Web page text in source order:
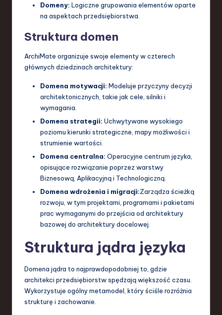
Domeny: Logiczne grupowania elementów oparte
na aspektach przedsiębiorstwa.
Struktura domen
ArchiMate organizuje swoje elementy w czterech
głównych dziedzinach architektury:
Domena motywacji: Modeluje przyczyny decyzji
architektonicznych, takie jak cele, silniki i
wymagania.
Domena strategii: Uchwytywane wysokiego
poziomu kierunki strategiczne, mapy możliwości i
strumienie wartości.
Domena centralna: Operacyjne centrum języka,
opisujące rozwiązanie poprzez warstwy
Biznesową, Aplikacyjną i Technologiczną.
Domena wdrożenia i migracji:Zarządza ścieżką
rozwoju, w tym projektami, programami i pakietami
prac wymaganymi do przejścia od architektury
bazowej do architektury docelowej.
Struktura jądra języka
Domena jądra to najprawdopodobniej to, gdzie
architekci przedsiębiorstw spędzają większość czasu.
Wykorzystuje ogólny metamodel, który ściśle rozróżnia
strukturę i zachowanie.